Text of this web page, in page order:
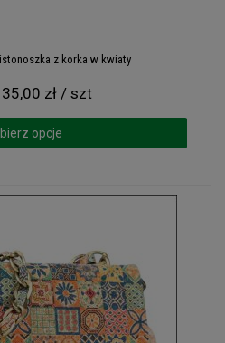
z korka w kwiaty
zł / szt
opcje